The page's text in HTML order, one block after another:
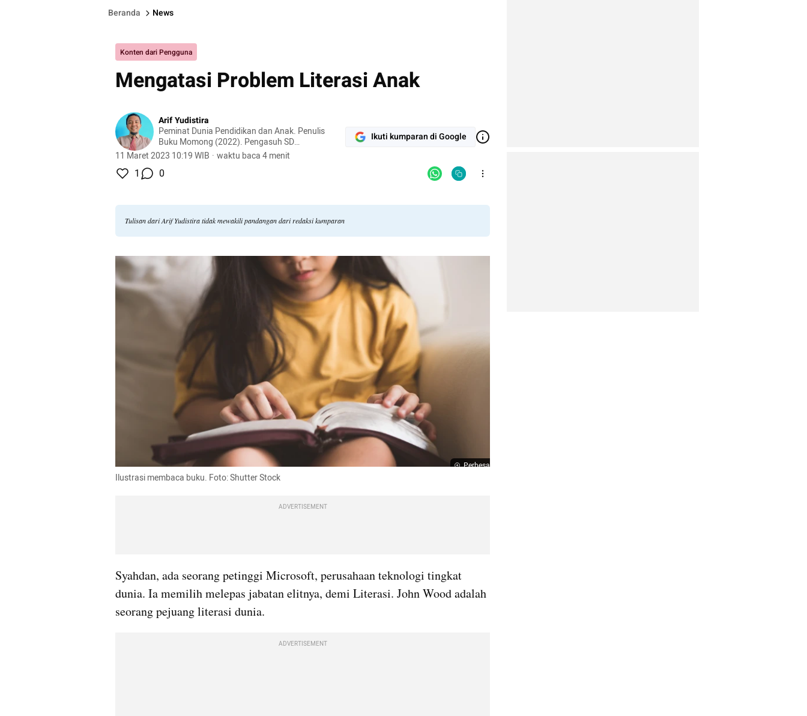
Beranda News
Konten dari Pengguna
Mengatasi Problem Literasi Anak
Arif Yudistira
Peminat Dunia Pendidikan dan Anak. Penulis
Buku Momong (2022). Pengasuh SD
Muhammadiyah MBS Prambanan
11 Maret 2023 10:19 WIB · waktu baca 4 menit
Ikuti kumparan di Google
1 0
Tulisan dari Arif Yudistira tidak mewakili pandangan dari redaksi kumparan
Perbesar
Ilustrasi membaca buku. Foto: Shutter Stock
ADVERTISEMENT
Syahdan, ada seorang petinggi Microsoft, perusahaan teknologi tingkat
dunia. Ia memilih melepas jabatan elitnya, demi Literasi. John Wood adalah
seorang pejuang literasi dunia.
ADVERTISEMENT